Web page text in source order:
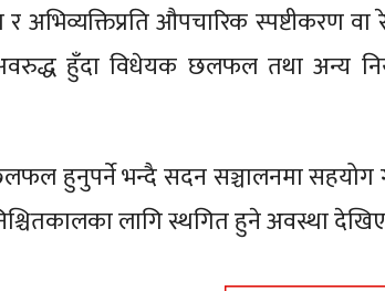
अभिव्यक्तिप्रति औपचारिक स्पष्टीकरण वा
हुँदा विधेयक छलफल तथा अन्य
हुनुपर्ने भन्दै सदन सञ्चालनमा सहयोग
लागि स्थगित हुने अवस्था